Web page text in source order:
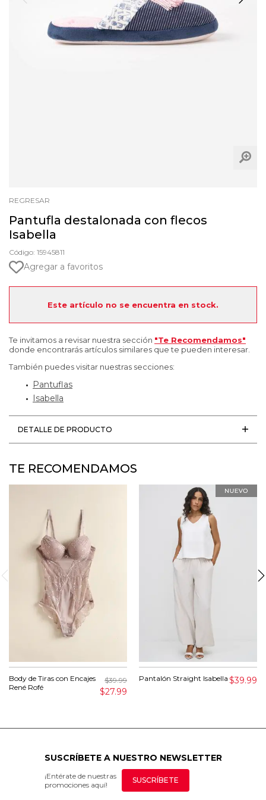
REGRESAR
Pantufla destalonada con flecos
Isabella
Código: 15945811
Agregar a favoritos
Este artículo no se encuentra en stock.
Te invitamos a revisar nuestra sección "Te Recomendamos"
donde encontrarás artículos similares que te pueden interesar.
También puedes visitar nuestras secciones:
Pantuflas
Isabella
DETALLE DE PRODUCTO
TE RECOMENDAMOS
Body de Tiras con Encajes
René Rofé
$39.99
$27.99
Pantalón Straight Isabella $39.99
SUSCRÍBETE A NUESTRO NEWSLETTER
¡Entérate de nuestras
promociones aquí!
SUSCRÍBETE